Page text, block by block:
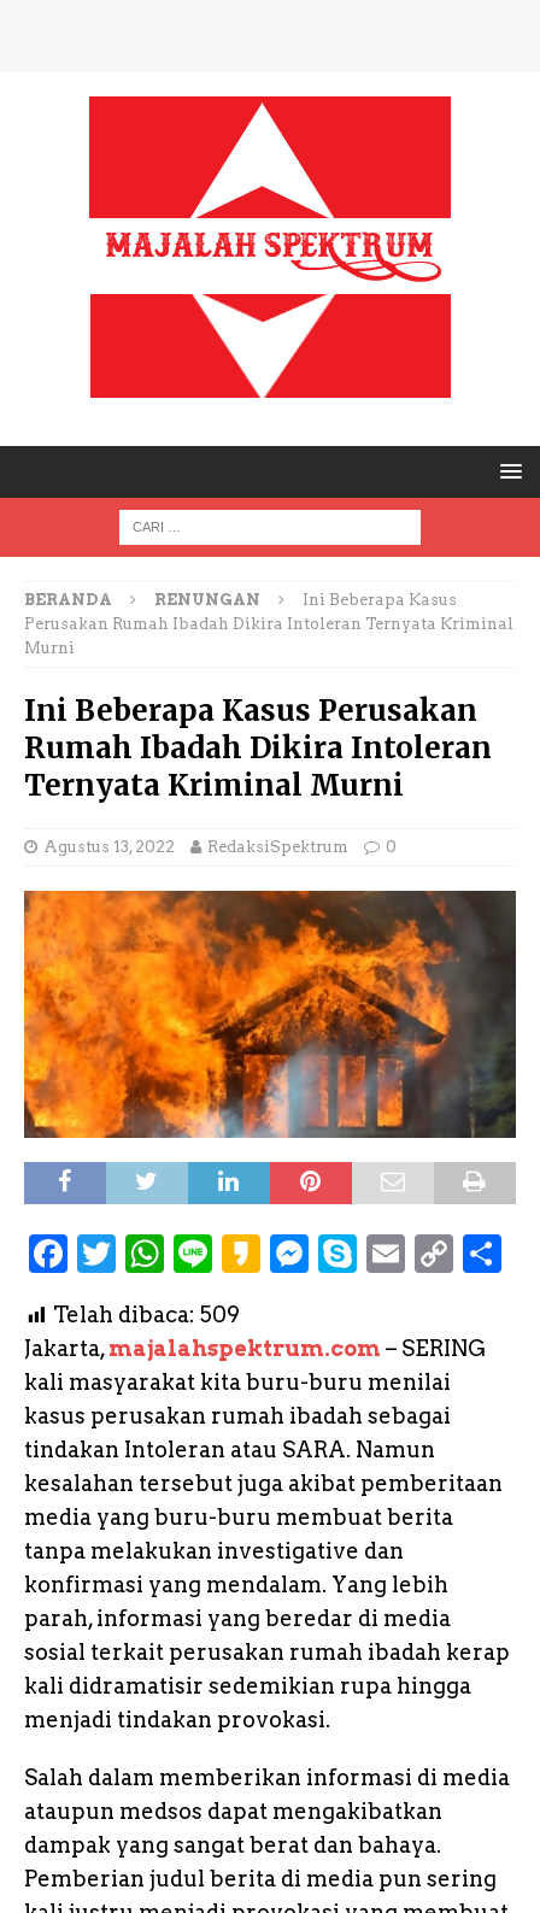
BERANDA RENUNGAN
Ini Beberapa Kasus
Perusakan Rumah Ibadah Dikira Intoleran Ternyata Kriminal
Murni
Ini Beberapa Kasus Perusakan
Rumah Ibadah Dikira Intoleran
Ternyata Kriminal Murni
Agustus 13, 2022 RedaksiSpektrum 0
F
c
e
b
o
o
k
T
it
te
r
W
a
ts
A
p
p
L
n
e
K
k
a
o
M
s
e
n
g
e
r
S
p
e
E
a
il
C
p
y
n
Telah dibaca: 509
Jakarta,majalahspektrum.com – SERING
kali masyarakat kita buru-buru menilai
kasus perusakan rumah ibadah sebagai
tindakan Intoleran atau SARA. Namun
kesalahan tersebut juga akibat pemberitaan
media yang buru-buru membuat berita
tanpa melakukan investigative dan
konfirmasi yang mendalam. Yang lebih
parah, informasi yang beredar di media
sosial terkait perusakan rumah ibadah kerap
kali didramatisir sedemikian rupa hingga
menjadi tindakan provokasi.
Salah dalam memberikan informasi di media
ataupun medsos dapat mengakibatkan
dampak yang sangat berat dan bahaya.
Pemberian judul berita di media pun sering